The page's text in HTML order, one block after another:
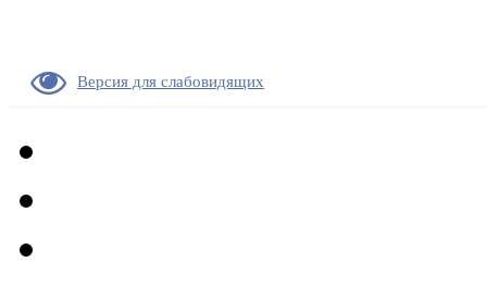
Версия для слабовидящих